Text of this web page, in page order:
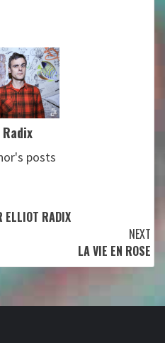
Radix
posts
ELLIOT RADIX
NEXT
LA VIE EN ROSE